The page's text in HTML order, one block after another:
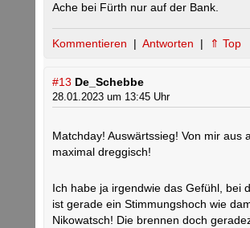
Ache bei Fürth nur auf der Bank.
Kommentieren | Antworten | ⇑ Top
#13 De_Schebbe
28.01.2023 um 13:45 Uhr
Matchday! Auswärtssieg! Von mir aus
maximal dreggisch!
Ich habe ja irgendwie das Gefühl, bei
ist gerade ein Stimmungshoch wie
Nikowatsch! Die brennen doch